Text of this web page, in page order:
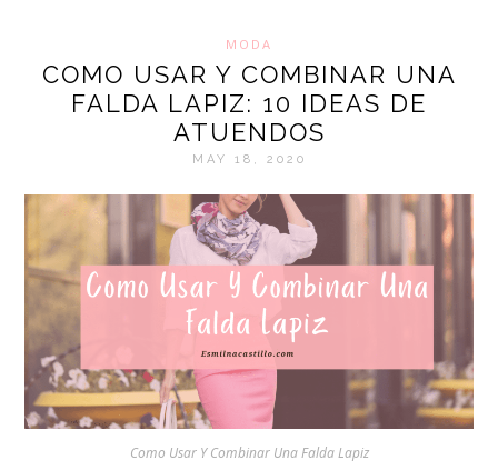
MODA
COMO USAR Y COMBINAR UNA
FALDA LAPIZ: 10 IDEAS DE
ATUENDOS
MAY 18, 2020
Como Usar Y Combinar Una Falda Lapiz